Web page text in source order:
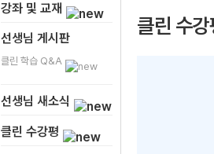
강좌 및 교재
선생님 게시판
클린 학습 Q&A
선생님 새소식
클린 수강평
클린 수강